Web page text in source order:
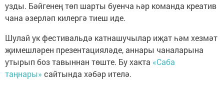
узды. Бәйгенең төп шарты буенча һәр команда креатив
чана әзерләп килергә тиеш иде.
Шулай ук фестивальдә катнашучылар иҗат һәм хезмәт
җимешләрен презентацияләде, аннары чаналарына
утырып боз тавыннан төште. Бу хакта «Саба
таңнары» сайтында хәбәр ителә.